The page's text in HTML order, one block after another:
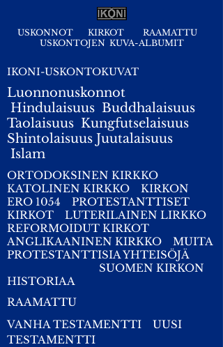
USKONNOT KIRKOT
RAAMATTU
USKONTOJEN KUVA-ALBUMIT
IKONI-USKONTOKUVAT
Luonnonuskonnot
Hindulaisuus Buddhalaisuus
Taolaisuus Kungfutselaisuus
Shintolaisuus Juutalaisuus
Islam
ORTODOKSINEN KIRKKO
KATOLINEN KIRKKO
KIRKON
ERO 1054
PROTESTANTTISET
KIRKOT
LUTERILAINEN LIRKKO
REFORMOIDUT KIRKOT
ANGLIKAANINEN KIRKKO
MUITA
PROTESTANTTISIA YHTEISÖJÄ
SUOMEN KIRKON
HISTORIAA
RAAMATTU
VANHA TESTAMENTTI
UUSI
TESTAMENTTI